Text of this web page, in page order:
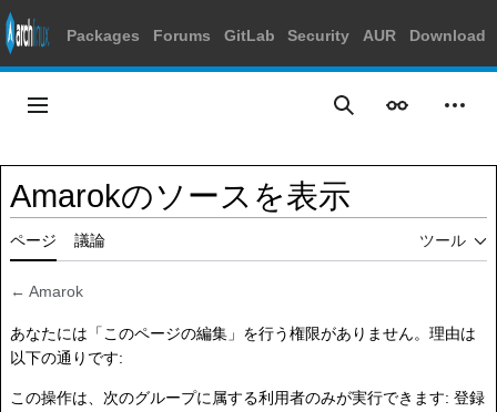
Packages Forums GitLab Security AUR Download
に
ス
キ
ッ
プ
メインメニュー 検索 表示 個人
Amarokのソースを表示
ページ 議論 ツール
← Amarok
あなたには「このページの編集」を行う権限がありません。理由は
以下の通りです:
この操作は、次のグループに属する利用者のみが実行できます: 登録